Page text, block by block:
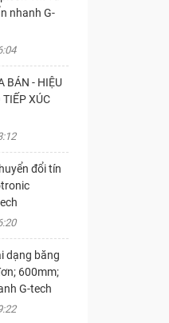
nhanh G-
BÁN - HIỆU
XÚC
đổi tín
dạng băng
600mm;
G-tech